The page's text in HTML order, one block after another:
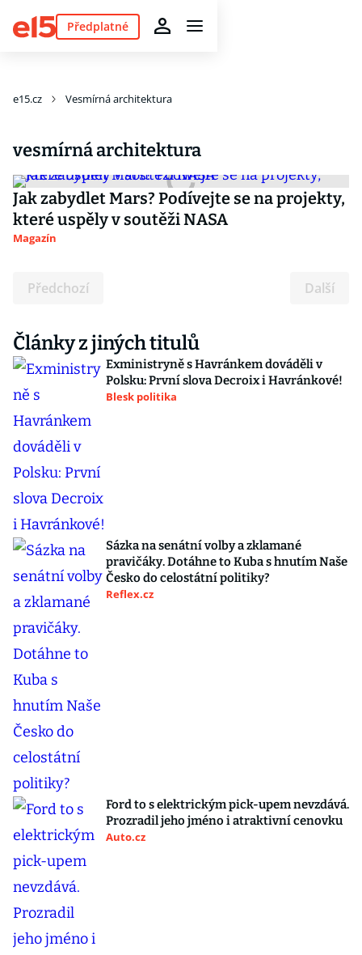
Předplatné
e15.cz Vesmírná architektura
vesmírná architektura
Jak zabydlet Mars? Podívejte se na projekty,
které uspěly v soutěži NASA
Magazín
Předchozí Další
Články z jiných titulů
Exministryně s Havránkem dováděli v
Polsku: První slova Decroix i Havránkové!
Blesk politika
Sázka na senátní volby a zklamané
pravičáky. Dotáhne to Kuba s hnutím Naše
Česko do celostátní politiky?
Reflex.cz
Ford to s elektrickým pick-upem nevzdává.
Prozradil jeho jméno i atraktivní cenovku
Auto.cz